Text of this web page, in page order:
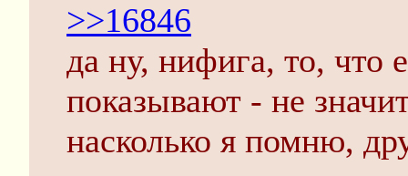
>>16846
да ну, нифига, то, что
показывают - не
насколько я помню,